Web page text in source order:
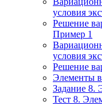
условия
Решение
Пример 1
условия
Решение
Элементы
Задание 8.
Тест 8.